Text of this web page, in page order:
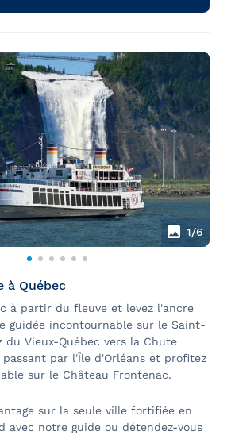
1/6
à Québec
à partir du fleuve et levez l'ancre
guidée incontournable sur le Saint-
du Vieux-Québec vers la Chute
passant par l'Île d'Orléans et profitez
sur le Château Frontenac.
sur la seule ville fortifiée en
avec notre guide ou détendez-vous